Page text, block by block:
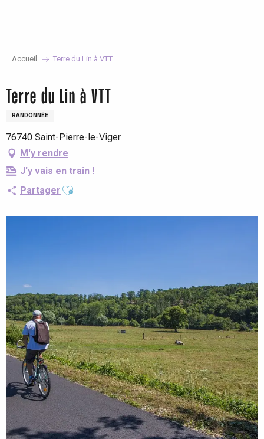
Accueil Terre du Lin à VTT
Terre du Lin à VTT
RANDONNÉE
76740 Saint-Pierre-le-Viger
M'y rendre
J'y vais en train !
Partager Ajouter aux favoris